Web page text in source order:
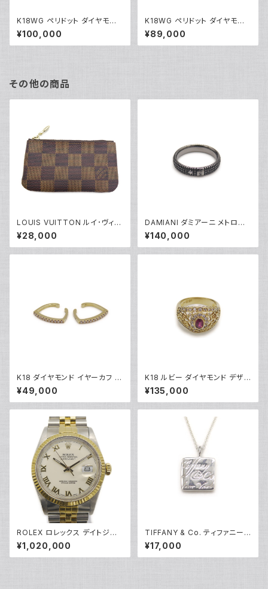
K18WG ペリドット ダイヤモンド
デザインリング 18金 ホワイトゴ
ールド 指輪 9号 Y04916
¥100,000
K18WG ペリドット ダイヤモンド
デザインリング 18金 ホワイトゴ
ールド 指輪 12号 Y05244
¥89,000
その他の商品
LOUIS VUITTON ルイ･ヴィト
ン ポシェットクレ ダミエ エベヌ
コインケース N62658 Y0464
9
¥28,000
DAMIANI ダミアーニ メトロポ
リタンドリーム 1Pダイヤモンド
リング K18WG 18金 指輪 17号
Y05256
¥140,000
K18 ダイヤモンド イヤーカフ 1
8金 Y05253
¥49,000
K18 ルビー ダイヤモンド デザイ
ンリング 18金 指輪 10号 Y052
45
¥135,000
ROLEX ロレックス デイトジャ
スト 16013 ローマンイデックス
R番 SS/YG 自動巻き アイボリ
ー文字盤 Y04955
¥1,020,000
TIFFANY & Co. ティファニー
ノーツ スクエアプレート ペンダ
ント ネックレス シルバー925 ア
ズキチェーン Y05238
¥17,000